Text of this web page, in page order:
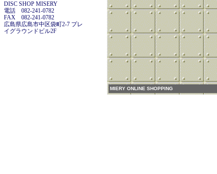
DISC SHOP MISERY
電話 082-241-0782
FAX 082-241-0782
広島県広島市中区袋町2-7 プレ
イグラウンドビル2F
MIERY ONLINE SHOPPING